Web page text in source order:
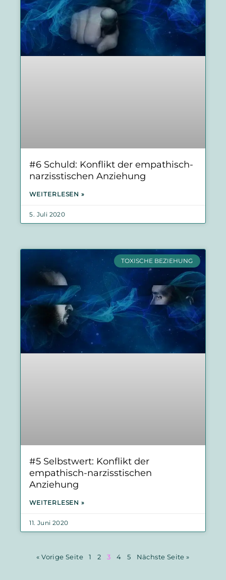
#6 Schuld: Konflikt der empathisch-
narzisstischen Anziehung
WEITERLESEN »
5. Juli 2020
TOXISCHE BEZIEHUNG
#5 Selbstwert: Konflikt der
empathisch-narzisstischen
Anziehung
WEITERLESEN »
11. Juni 2020
« Vorige Seite 1 2 3 4 5 Nächste Seite »